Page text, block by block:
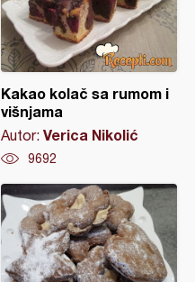
Kakao kolač sa rumom i
višnjama
Autor: Verica Nikolić
9692